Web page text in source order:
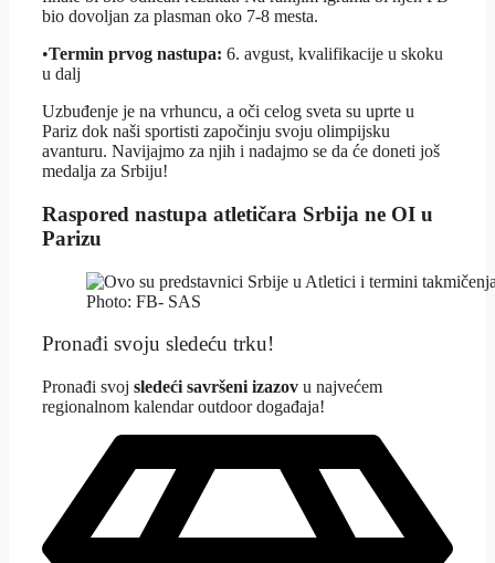
bio dovoljan za plasman oko 7-8 mesta.
•Termin prvog nastupa: 6. avgust, kvalifikacije u skoku
u dalj
Uzbuđenje je na vrhuncu, a oči celog sveta su uprte u
Pariz dok naši sportisti započinju svoju olimpijsku
avanturu. Navijajmo za njih i nadajmo se da će doneti još
medalja za Srbiju!
Raspored nastupa atletičara Srbija ne OI u
Parizu
Photo: FB- SAS
Pronađi svoju sledeću trku!
Pronađi svoj sledeći savršeni izazov u najvećem
regionalnom kalendar outdoor događaja!